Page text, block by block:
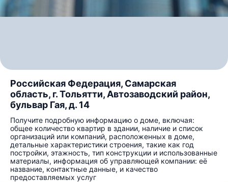
Российская Федерация, Самарская
область, г. Тольятти, Автозаводский район,
бульвар Гая, д. 14
Получите подробную информацию о доме, включая:
общее количество квартир в здании, наличие и список
организаций или компаний, расположенных в доме,
детальные характеристики строения, такие как год
постройки, этажность, тип конструкции и использованные
материалы, информация об управляющей компании: её
название, контактные данные, и качество
предоставляемых услуг